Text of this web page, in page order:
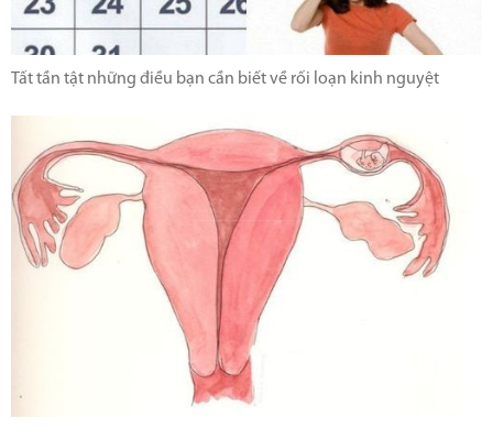
Tất tần tật những điều bạn cần biết về rối loạn kinh nguyệt